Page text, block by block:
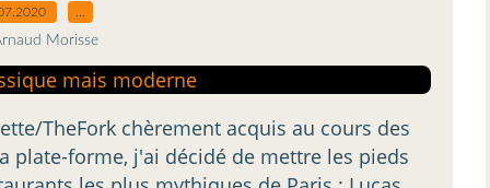
Morisse
TheFork chèrement acquis au cours des
plate-forme, j'ai décidé de mettre les pieds